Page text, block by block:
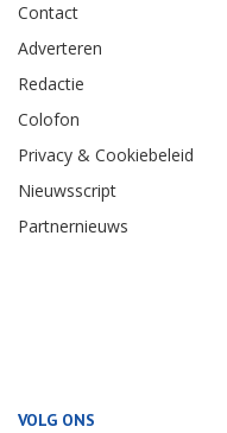
Contact
Adverteren
Redactie
Colofon
Privacy & Cookiebeleid
Nieuwsscript
Partnernieuws
VOLG ONS